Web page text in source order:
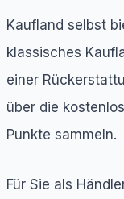
Kaufland selbst
klassisches
einer
über die
Punkte sammeln.
Für Sie als